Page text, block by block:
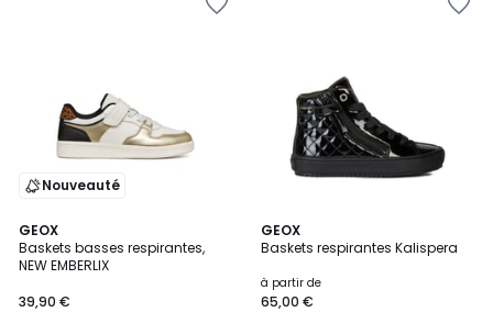
Nouveauté
GEOX
Baskets basses respirantes,
NEW EMBERLIX
39,90 €
GEOX
Baskets respirantes Kalispera
à partir de
65,00 €
4,8
/ 5